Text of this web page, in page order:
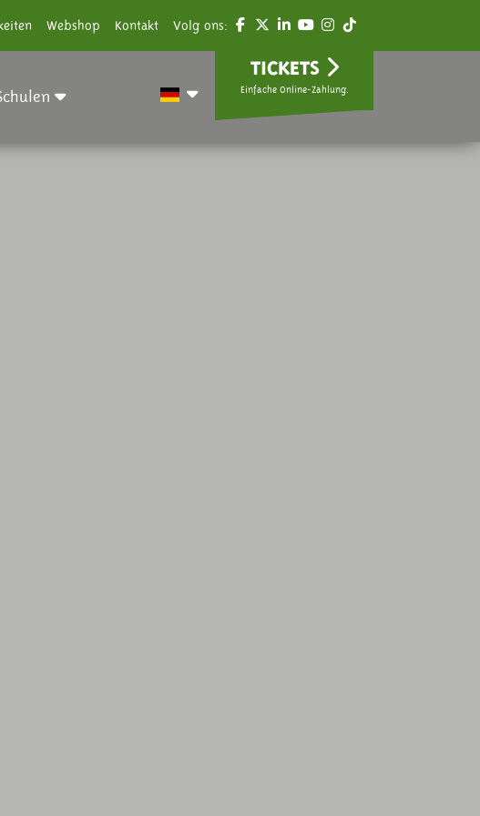
Webshop Kontakt Volg ons:
TICKETS
Einfache Online-Zahlung.